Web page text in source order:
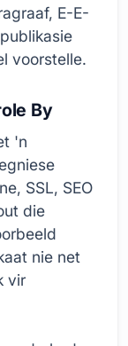
E-E-
voorstelle.
By
'n
SSL, SEO
die
nie net
vir